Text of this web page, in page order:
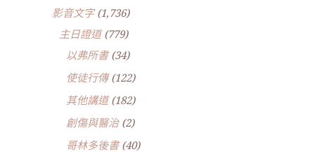
影音文字(1,736)
主日證道(779)
以弗所書(34)
使徒行傳(122)
其他講道(182)
創傷與醫治(2)
哥林多後書(40)